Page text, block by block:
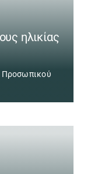
ηλικίας